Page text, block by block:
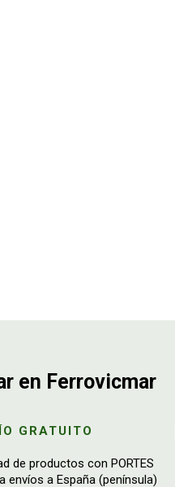
en Ferrovicmar
GRATUITO
de productos con PORTES
envíos a España (península)